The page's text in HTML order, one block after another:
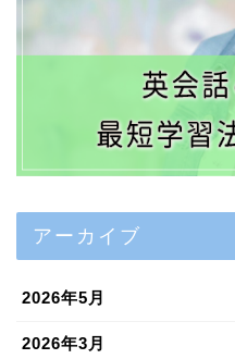
アーカイブ
2026年5月
2026年3月